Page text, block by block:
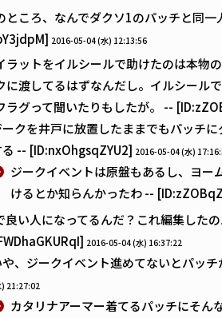
ところ、なんでダクソ1のパッチと同
2016-05-04 (水) 12:13:56
ラットをイルシールで助けたのは本物
に渡してるはずなんだし。イルシール
ラグって聞いたりもしたが。 --
ークを井戸に放置したままでもパッチ
る -- [ID:nxOhgsqZYU2] 2016-05-04 (水)
ジークイベントは原盤もあるし、ヨー
けるとか知らんかったわ --
良い人になってるんだ？これ編集した
2016-05-04 (水) 16:37:22
や、ジークイベント進めてないとパッ
21:27:02
カタリナアーマー着てるパッチにそん